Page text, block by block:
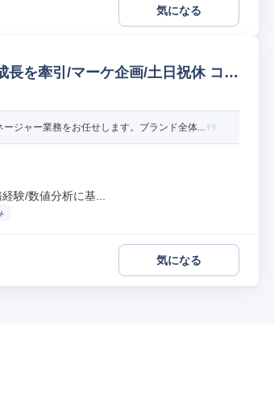
気になる
を牽引/マーケ企画/土日祝休 コー
ジャー業務をお任せします。ブランド全体...
験/数値分析に基...
気になる